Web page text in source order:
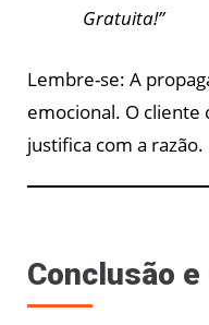
Gratuita!”
Lembre-se: A
emocional. O cliente
justifica com a razão.
Conclusão